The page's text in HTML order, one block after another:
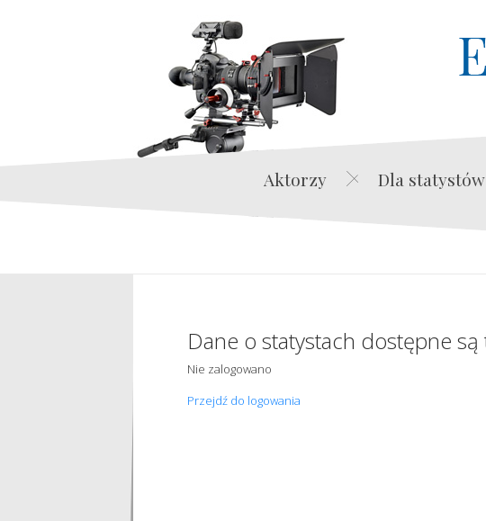
Aktorzy Dla statystów
Dane o statystach dostępne
Nie zalogowano
Przejdź do logowania